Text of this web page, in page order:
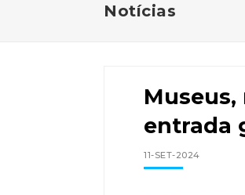
Notícias
entrada
11-SET-2024